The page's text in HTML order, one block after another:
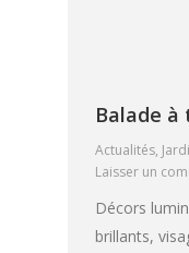
Balade à
Actualités,
Laisser un
Décors
brillants,